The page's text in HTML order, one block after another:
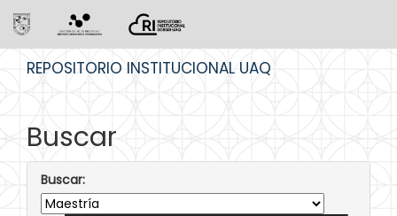
REPOSITORIO INSTITUCIONAL UAQ
Buscar
Buscar: